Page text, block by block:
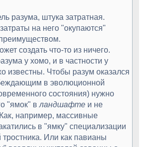
разума, штука затратная.
на него "окупаются"
создать что-то из ничего.
у хомо, и в частности у
известны. Чтобы разум оказался
в эволюционной
состояния) нужно
"ямок" в ландшафте и не
например, массивные
в "ямку" специализации
Или как павианы